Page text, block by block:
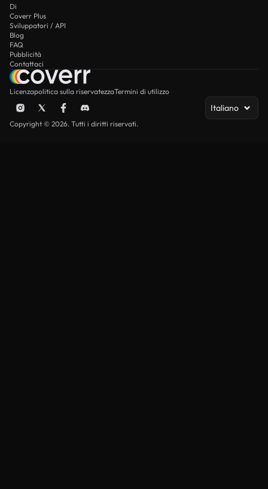
Di
Coverr Plus
Sviluppatori / API
Blog
FAQ
Pubblicità
Contattaci
Licenzapolitica sulla riservatezzaTermini di utilizzo
Italiano
Copyright © 2026. Tutti i diritti riservati.